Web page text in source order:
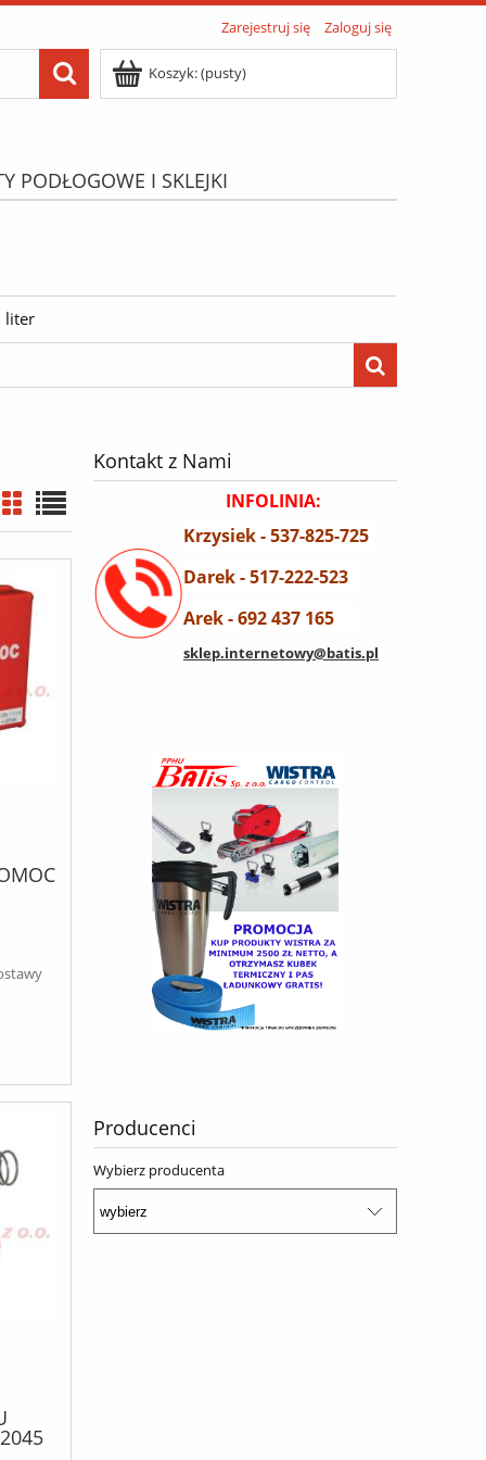
Zarejestruj się Zaloguj się
Koszyk:(pusty)
PODŁOGOWE I SKLEJKI
liter
Kontakt z Nami
INFOLINIA:
Krzysiek - 537-825-725
Darek - 517-222-523
Arek - 692 437 165
sklep.internetowy@batis.pl
Producenci
Wybierz producenta